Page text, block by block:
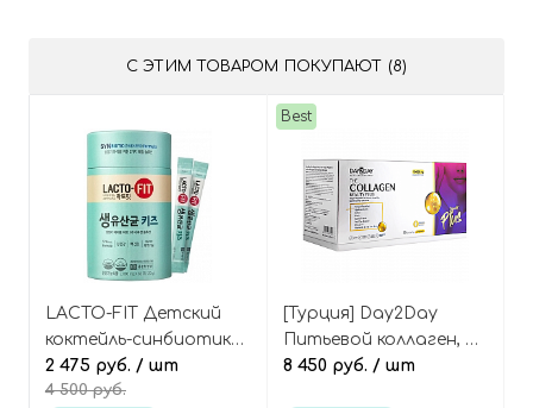
С ЭТИМ ТОВАРОМ ПОКУПАЮТ (8)
LACTO-FIT Детский
коктейль-синбиотик
на основе живых
лактобактерий 60
2 475 руб. / шт
4 500 руб.
Best
[Турция] Day2Day
Питьевой коллаген, 30
флаконов The Collagen
8 450 руб. / шт